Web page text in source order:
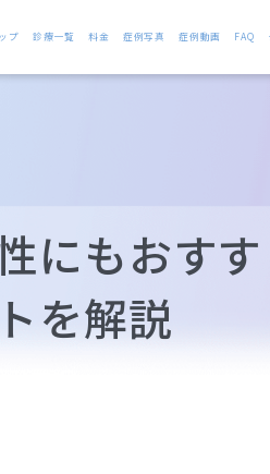
プ 診療一覧 料金 症例写真 症例動画 FAQ
にもおすす
を解説